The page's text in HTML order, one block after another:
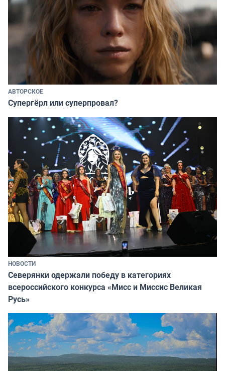
АВТОРСКОЕ
Супергёрл или суперпровал?
НОВОСТИ
Северянки одержали победу в категориях
всероссийского конкурса «Мисс и Миссис Великая
Русь»